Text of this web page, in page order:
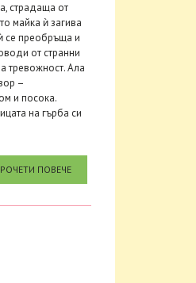
страдаща от
майка ѝ загива
се преобръща и
от странни
тревожност. Ала
–
и посока.
на гърба си
ПОВЕЧЕ